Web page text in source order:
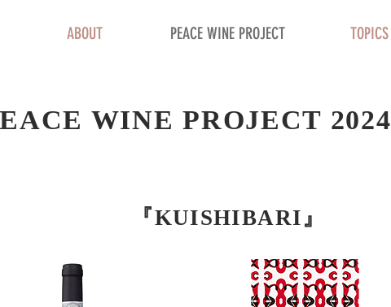
ABOUT PEACE WINE PROJECT TOPICS
WINE PROJECT 2024
『KUISHIBARI』